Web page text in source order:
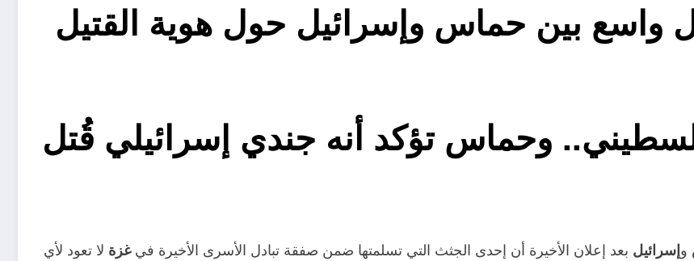
بين حماس وإسرائيل حول هوية القتيل
وحماس تؤكد أنه جندي إسرائيلي قُتل
وإسرائيل بعد إعلان الأخيرة أن إحدى الجثث التي تسلمتها ضمن صفقة تبادل الأسرى الأخيرة فيغزة لا تعود لأي